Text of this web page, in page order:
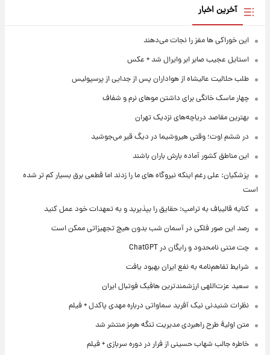
آخرین اخبار
این خوراکی ها مغز را نجات می‌دهند
استایل عجیب صابر ابر وایرال شد + عکس
طلب حلالیت عالیشاه از هواداران پس از جدایی از پرسپولیس
چهار ماسک خانگی برای داشتن موهای نرم و شفاف
بهترین مقاصد دریاچه‌های نزدیک تهران
در ششم اوت؛ وقتی هیروشیما در دیگ قیر می‌جوشید
این مناطق کشور آماده بارش باران باشند
پزشکیان: علی رغم اینکه نیروگاه های ما را زدند اما قطعی برق بسیار کم تر شده
است
کنایه قالیباف به ترامپ: حقایق را بپذیرید و به تعهدات خود عمل کنید
رصد این صور فلکی در آسمان شب بدون هیچ تجهیزاتی ممکن است
چت متنی نامحدود و رایگان در ChatGPT
شرایط تفاهم‌نامه به نفع ایران بهبود یافت
سعید عزت‌اللهی ارزشمندترین هافبک فوتبال ایران
نظرات شنیدنی نیک آفرید سماواتی درباره مهدی پاکدل + فیلم
متن اولیۀ طرح راهبردی مدیریت تنگه هرمز منتشر شد
خاطره جالب شهاب حسینی از فرار در دوره سربازی + فیلم